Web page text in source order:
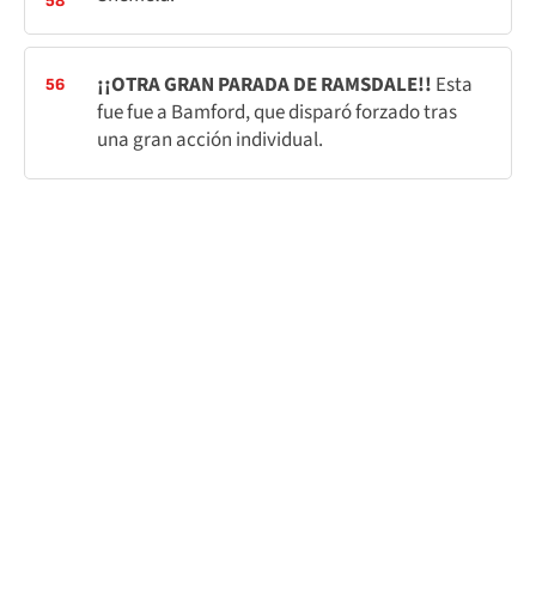
56 ¡¡OTRA GRAN PARADA DE RAMSDALE!! Esta
fue fue a Bamford, que disparó forzado tras
una gran acción individual.